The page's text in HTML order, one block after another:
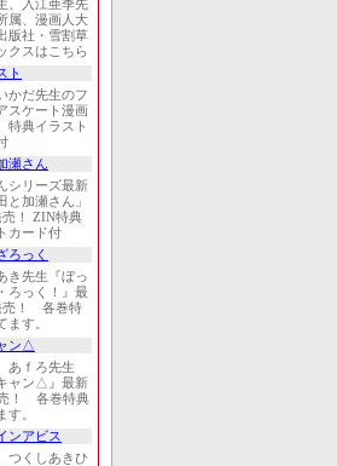
、入江亜季先
属、漫画人大
版社・雪割草
クスはこちら
ト
かだ先生のフ
スケート漫画
特典イラスト
瀬さん
シリーズ最新
と加瀬さん」
売！ ZIN特典
カード付
ろっく
き先生『ぼっ
ろっく！』最
売！ 各巻特
ます。
ン△
あｆろ先生
ャン△』最新
！ 各巻特典
す。
ンアビス
つくしあきひ